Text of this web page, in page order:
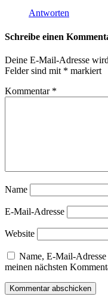
Antworten
Schreibe einen
Deine E-Mail-Adresse
Felder sind mit * markiert
Kommentar *
Name
E-Mail-Adresse
Website
Name, E-Mail-
meinen nächsten